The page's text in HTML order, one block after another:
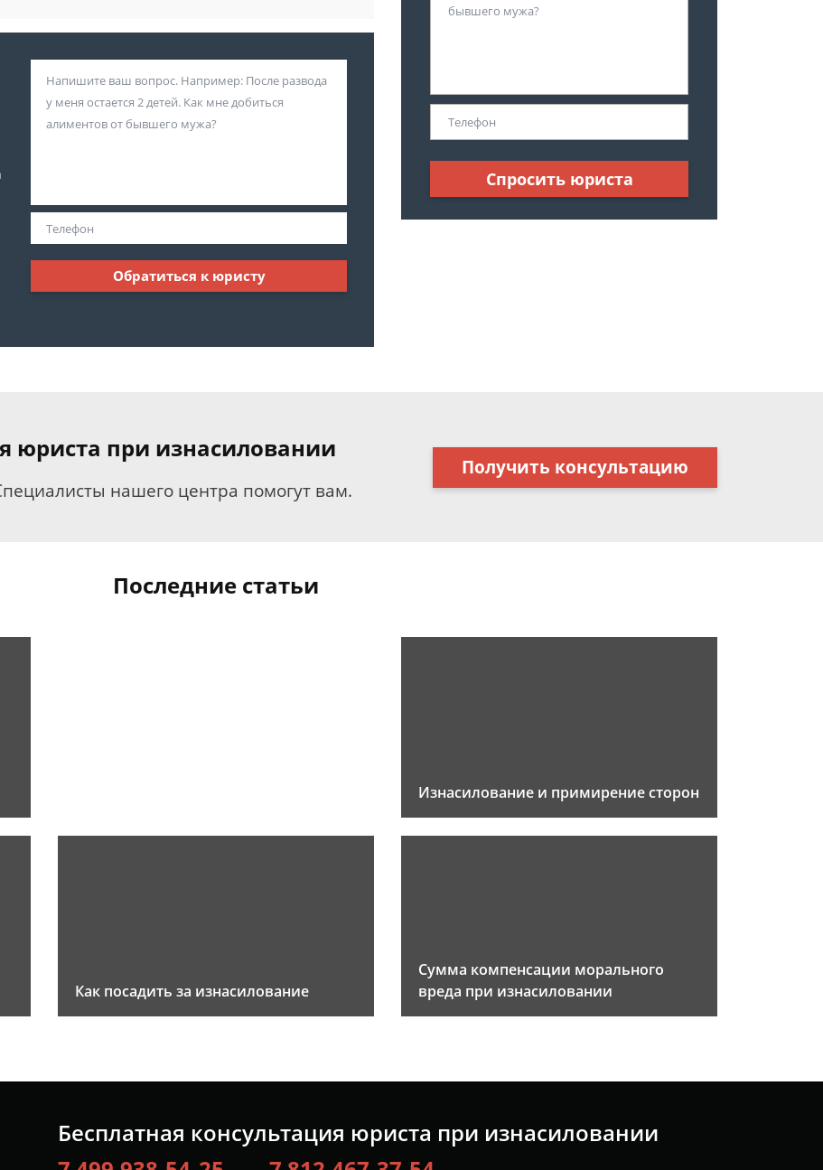
Обратиться к юристу
Спросить юриста
юриста при изнасиловании
нашего центра помогут вам.
Получить консультацию
Последние статьи
Изнасилование и примирение сторон
Как посадить за изнасилование
Сумма компенсации морального
вреда при изнасиловании
Бесплатная консультация юриста при изнасиловании